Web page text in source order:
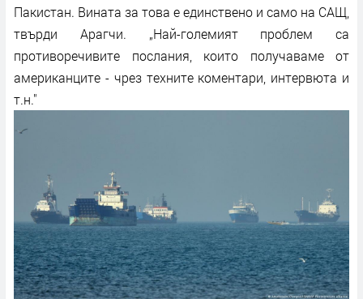
Пакистан. Вината за това е единствено и само на САЩ,
твърди Арагчи. „Най-големият проблем са
противоречивите послания, които получаваме от
американците - чрез техните коментари, интервюта и
т.н."